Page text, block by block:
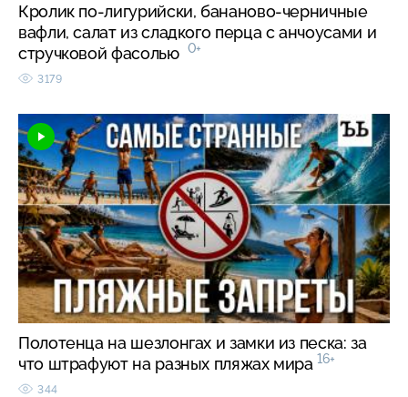
Кролик по-лигурийски, бананово-черничные
вафли, салат из сладкого перца с анчоусами и
стручковой фасолью 0+
3179
Полотенца на шезлонгах и замки из песка: за
что штрафуют на разных пляжах мира 16+
344